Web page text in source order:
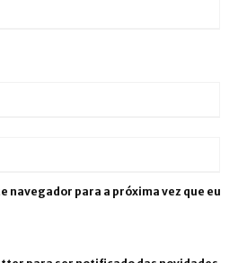
navegador para a próxima vez que eu